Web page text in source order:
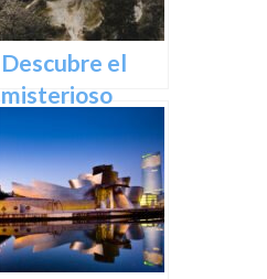
Descubre el
misterioso
Castillo de
Butrón